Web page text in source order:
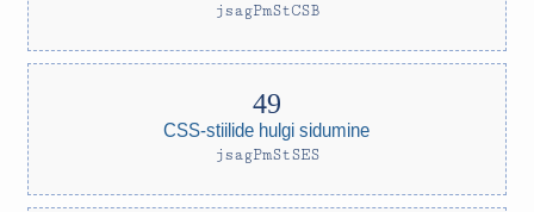
jsagPmStCSB
CSS-stiilide hulgi sidumine
jsagPmStSES